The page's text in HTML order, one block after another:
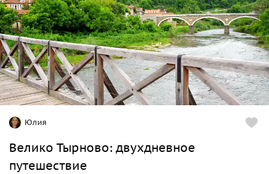
Юлия
Велико Тырново: двухдневное
путешествие